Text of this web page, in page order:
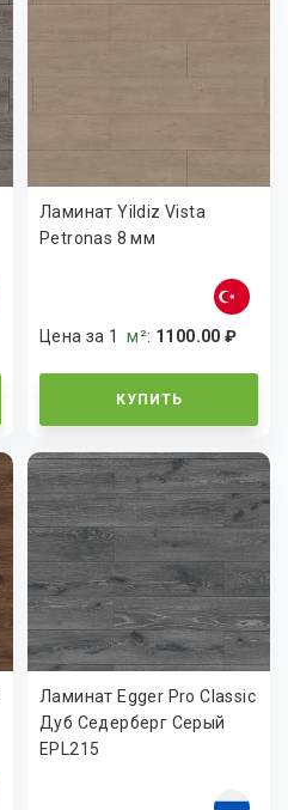
Ламинат Yildiz Vista
Petronas 8 мм
Цена за 1м²: 1100.00 ₽
КУПИТЬ
Ламинат Egger Pro Classic
Дуб Седерберг Серый
EPL215